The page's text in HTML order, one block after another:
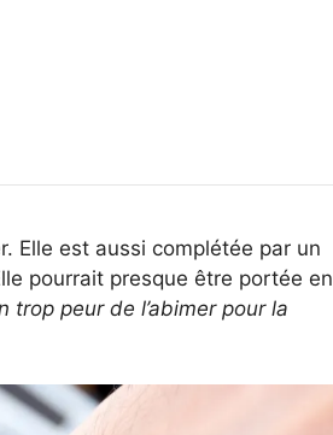
Elle est aussi complétée par un
pourrait presque être portée en
trop peur de l’abimer pour la